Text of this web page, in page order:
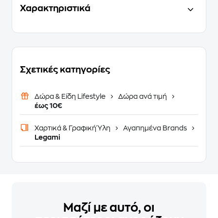
Χαρακτηριστικά
Σχετικές κατηγορίες
Δώρα & Είδη Lifestyle
Δώρα ανά τιμή
έως 10€
Χαρτικά & Γραφική Ύλη
Αγαπημένα Brands
Legami
Μαζί με αυτό, οι